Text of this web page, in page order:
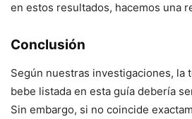
en estos resultados, hacemos una
Conclusión
Según nuestras investigaciones, la
bebe listada en esta guía debería
Sin embargo, si no coincide